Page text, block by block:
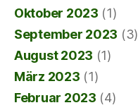
Oktober 2023 (1)
September 2023 (3)
August 2023 (1)
März 2023 (1)
Februar 2023 (4)